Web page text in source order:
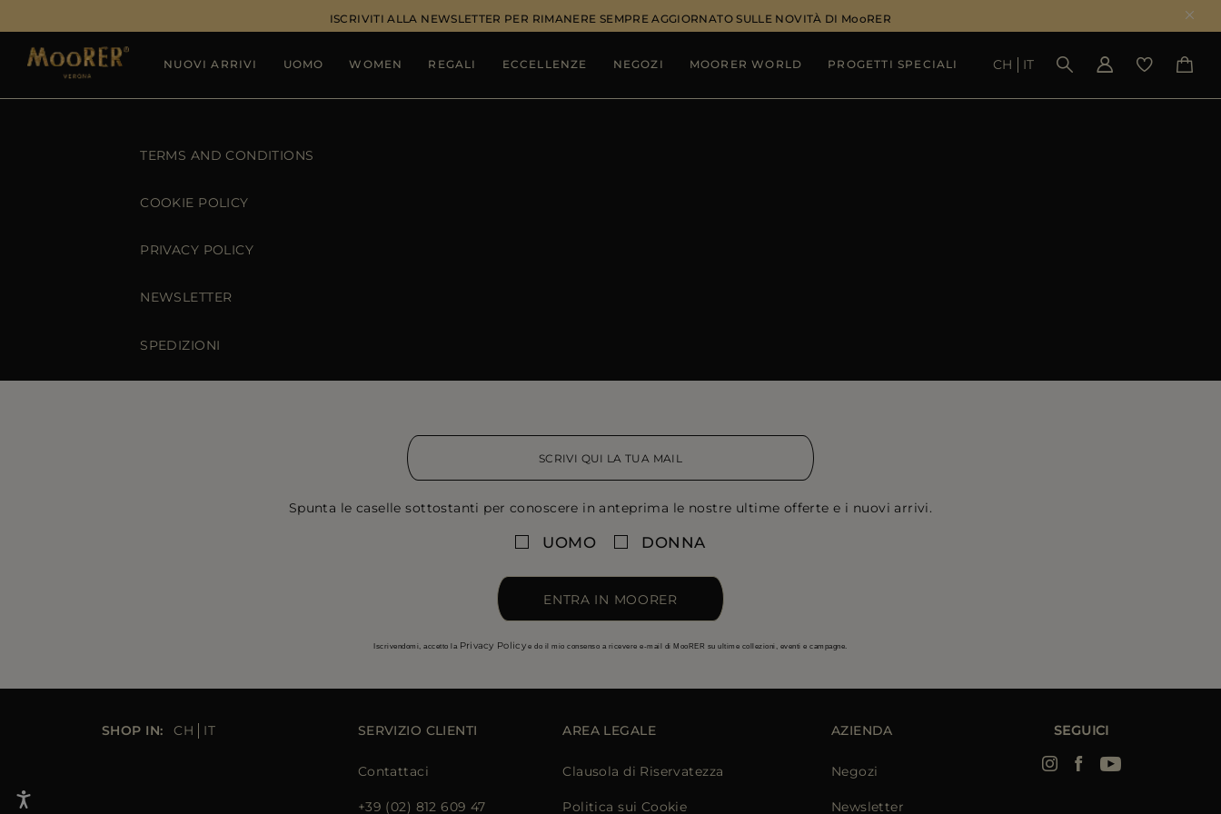
ISCRIVITI ALLA NEWSLETTER PER RIMANERE SEMPRE AGGIORNATO SULLE NOVITÀ DI MooRER
VEDI RISULTATI
NUOVI ARRIVI UOMO WOMEN REGALI ECCELLENZE NEGOZI MOORER WORLD PROGETTI SPECIALI CH IT
TERMS AND CONDITIONS
COOKIE POLICY
PRIVACY POLICY
NEWSLETTER
SPEDIZIONI
Spunta le caselle sottostanti per conoscere in anteprima le nostre ultime offerte e i nuovi arrivi.
UOMO DONNA
ENTRA IN MOORER
Iscrivendomi, accetto la Privacy Policye do il mio consenso a ricevere e-mail di MooRER su ultime collezioni, eventi e campagne.
SHOP IN: CH IT SERVIZIO CLIENTI
Contattaci
+39 (02) 812 609 47
AREA LEGALE
Clausola di Riservatezza
Politica sui Cookie
AZIENDA
Negozi
Newsletter
SEGUICI